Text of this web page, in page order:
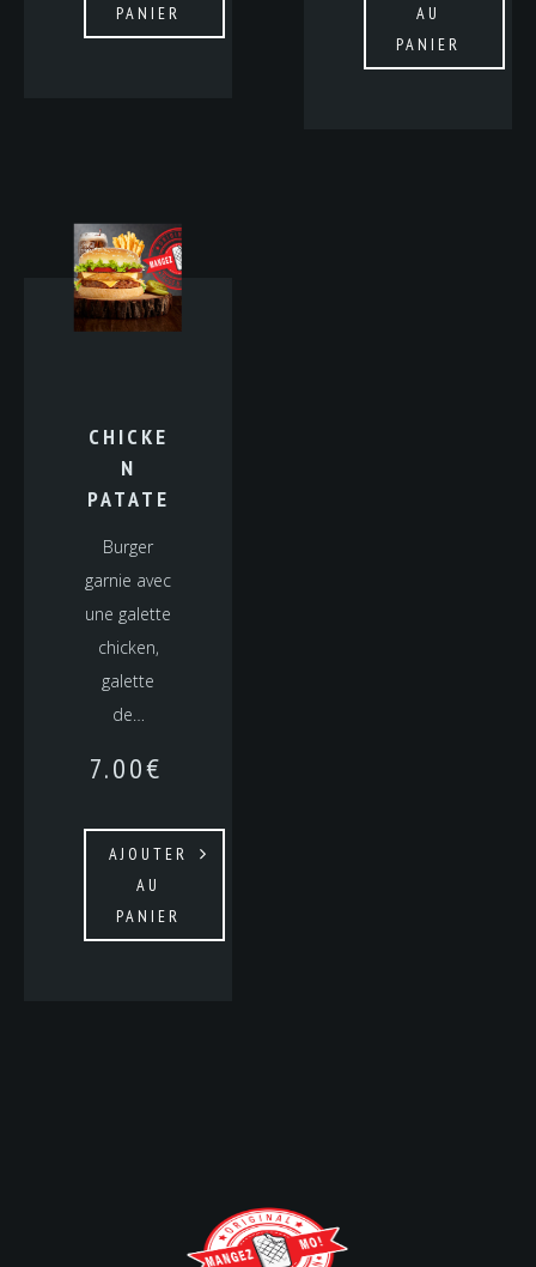
PANIER
AU
PANIER
CHICKE
N
PATATE
Burger
garnie avec
une galette
chicken,
galette
de…
7.00€
AJOUTER
AU
PANIER